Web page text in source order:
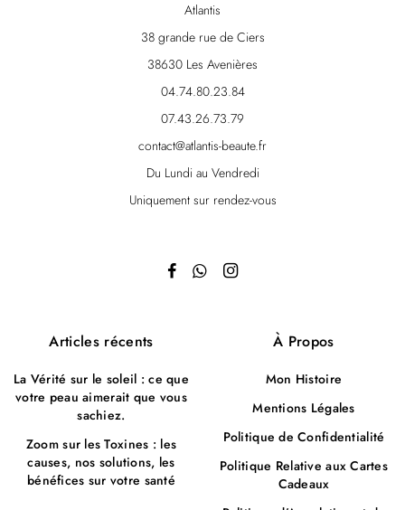
Articles récents
La Vérité sur le soleil : ce que
votre peau aimerait que vous
sachiez.
Zoom sur les Toxines : les
causes, nos solutions, les
bénéfices sur votre santé
À Propos
Mon Histoire
Mentions Légales
Politique de Confidentialité
Politique Relative aux Cartes
Cadeaux
Atlantis
38 grande rue de Ciers
38630 Les Avenières
04.74.80.23.84
07.43.26.73.79
contact@atlantis-beaute.fr
Du Lundi au Vendredi
Uniquement sur rendez-vous